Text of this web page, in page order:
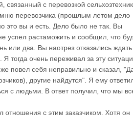
автомобиля, и я потерял
другого перевозчика, так как спрос на
это озвучивать и выносить сор из
связанный с перевозкой
перевозчика (прошлым летом дело
это вы и есть. Дело было не так. Вы
успел растаможить и сообщил, что
или два. Вы наотрез отказались
Я тогда очень переживал за эту
повел себя неправильно и сказал,
другие найдутся". Я ему
с людьми. В ответ получил, что мы
отношения с этим заказчиком. Хотя он